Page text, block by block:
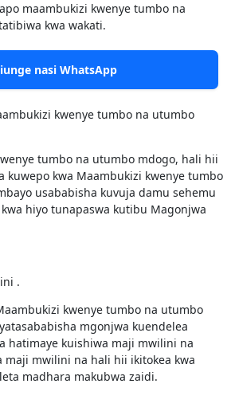
maambukizi kwenye tumbo na
kwa wakati.
nasi WhatsApp
kwenye tumbo na utumbo
tumbo na utumbo mdogo, hali hii
kuwepo kwa Maambukizi kwenye tumbo
usababisha kuvuja damu sehemu
hiyo tunapaswa kutibu Magonjwa
.
kwenye tumbo na utumbo
mgonjwa kuendelea
hatimaye kuishiwa maji mwilini na
mwilini na hali hii ikitokea kwa
madhara makubwa zaidi.